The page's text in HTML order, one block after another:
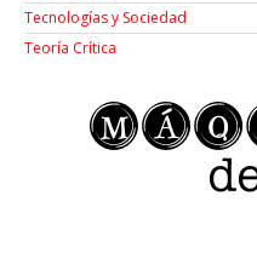
Tecnologías y Sociedad
Teoría Crítica